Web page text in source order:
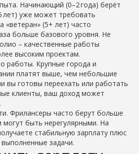
Начинающий (0–2 года) берёт
лет) уже может требовать
«ветеран» (5+ лет) часто
больше базового уровня. Не
– качественные работы
высоким проектам.
работы. Крупные города и
платят выше, чем небольшие
вы готовы переехать или работать
клиенты, ваш доход может
Фрилансеры часто берут больше
могут быть нерегулярными. На
стабильную зарплату плюс
задачи.